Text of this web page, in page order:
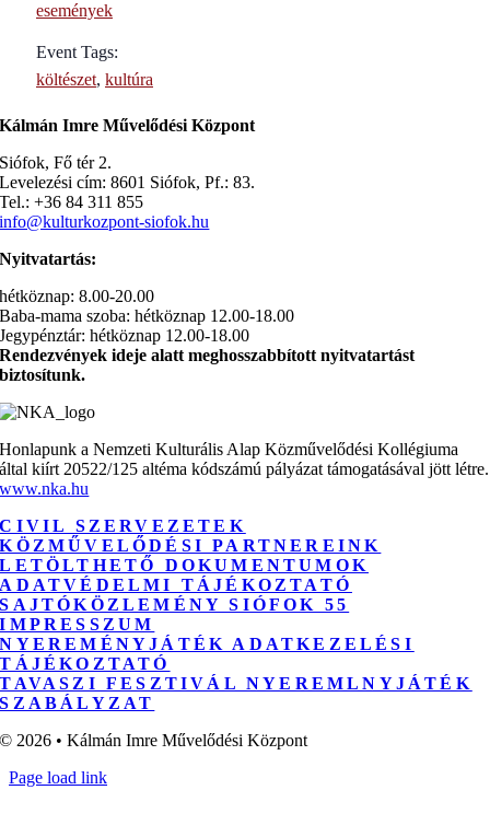
események
Event Tags:
költészet, kultúra
Kálmán Imre Művelődési Központ
Siófok, Fő tér 2.
Levelezési cím: 8601 Siófok, Pf.: 83.
Tel.: +36 84 311 855
info@kulturkozpont-siofok.hu
Nyitvatartás:
hétköznap: 8.00-20.00
Baba-mama szoba: hétköznap 12.00-18.00
Jegypénztár: hétköznap 12.00-18.00
Rendezvények ideje alatt meghosszabbított nyitvatartást
biztosítunk.
Honlapunk a Nemzeti Kulturális Alap Közművelődési Kollégiuma
által kiírt 20522/125 altéma kódszámú pályázat támogatásával jött létre.
www.nka.hu
CIVIL SZERVEZETEK
KÖZMŰVELŐDÉSI PARTNEREINK
LETÖLTHETŐ DOKUMENTUMOK
ADATVÉDELMI TÁJÉKOZTATÓ
SAJTÓKÖZLEMÉNY SIÓFOK 55
IMPRESSZUM
NYEREMÉNYJÁTÉK ADATKEZELÉSI
TÁJÉKOZTATÓ
TAVASZI FESZTIVÁL NYEREMLNYJÁTÉK
SZABÁLYZAT
© 2026 • Kálmán Imre Művelődési Központ
Page load link